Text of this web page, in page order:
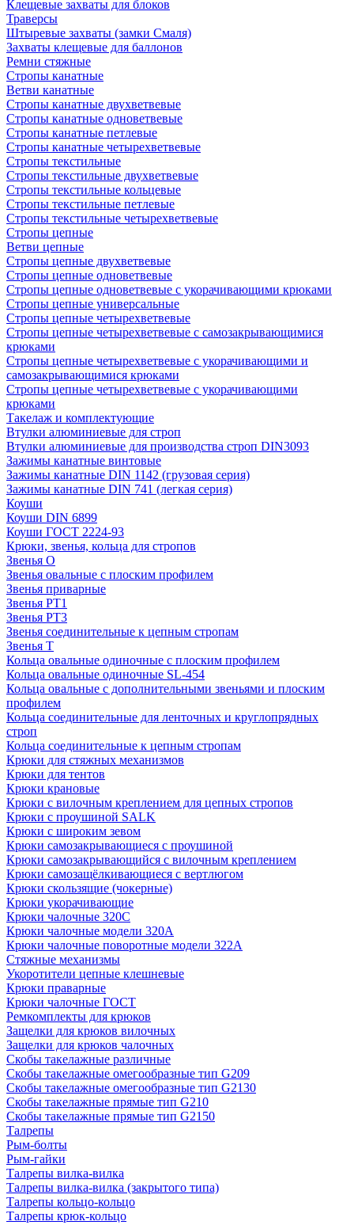
Клещевые захваты для блоков
Траверсы
Штыревые захваты (замки Смаля)
Захваты клещевые для баллонов
Ремни стяжные
Стропы канатные
Ветви канатные
Стропы канатные двухветвевые
Стропы канатные одноветвевые
Стропы канатные петлевые
Стропы канатные четырехветвевые
Стропы текстильные
Стропы текстильные двухветвевые
Стропы текстильные кольцевые
Стропы текстильные петлевые
Стропы текстильные четырехветвевые
Стропы цепные
Ветви цепные
Стропы цепные двухветвевые
Стропы цепные одноветвевые
Стропы цепные одноветвевые с укорачивающими крюками
Стропы цепные универсальные
Стропы цепные четырехветвевые
Стропы цепные четырехветвевые с самозакрывающимися
крюками
Стропы цепные четырехветвевые с укорачивающими и
самозакрывающимися крюками
Стропы цепные четырехветвевые с укорачивающими
крюками
Такелаж и комплектующие
Втулки алюминиевые для строп
Втулки алюминиевые для производства строп DIN3093
Зажимы канатные винтовые
Зажимы канатные DIN 1142 (грузовая серия)
Зажимы канатные DIN 741 (легкая серия)
Коуши
Коуши DIN 6899
Коуши ГОСТ 2224-93
Крюки, звенья, кольца для стропов
Звенья О
Звенья овальные с плоским профилем
Звенья приварные
Звенья РТ1
Звенья РТ3
Звенья соединительные к цепным стропам
Звенья Т
Кольца овальные одиночные c плоским профилем
Кольца овальные одиночные SL-454
Кольца овальные с дополнительными звеньями и плоским
профилем
Кольца соединительные для ленточных и круглопрядных
строп
Кольца соединительные к цепным стропам
Крюки для стяжных механизмов
Крюки для тентов
Крюки крановые
Крюки с вилочным креплением для цепных стропов
Крюки с проушиной SALK
Крюки с широким зевом
Крюки самозакрывающиеся с проушиной
Крюки самозакрывающийся с вилочным креплением
Крюки самозащёлкивающиеся с вертлюгом
Крюки скользящие (чокерные)
Крюки укорачивающие
Крюки чалочные 320C
Крюки чалочные модели 320А
Крюки чалочные поворотные модели 322А
Стяжные механизмы
Укоротители цепные клешневые
Крюки праварные
Крюки чалочные ГОСТ
Ремкомплекты для крюков
Защелки для крюков вилочных
Защелки для крюков чалочных
Скобы такелажные различные
Скобы такелажные омегообразные тип G209
Скобы такелажные омегообразные тип G2130
Скобы такелажные прямые тип G210
Скобы такелажные прямые тип G2150
Талрепы
Рым-болты
Рым-гайки
Талрепы вилка-вилка
Талрепы вилка-вилка (закрытого типа)
Талрепы кольцо-кольцо
Талрепы крюк-кольцо